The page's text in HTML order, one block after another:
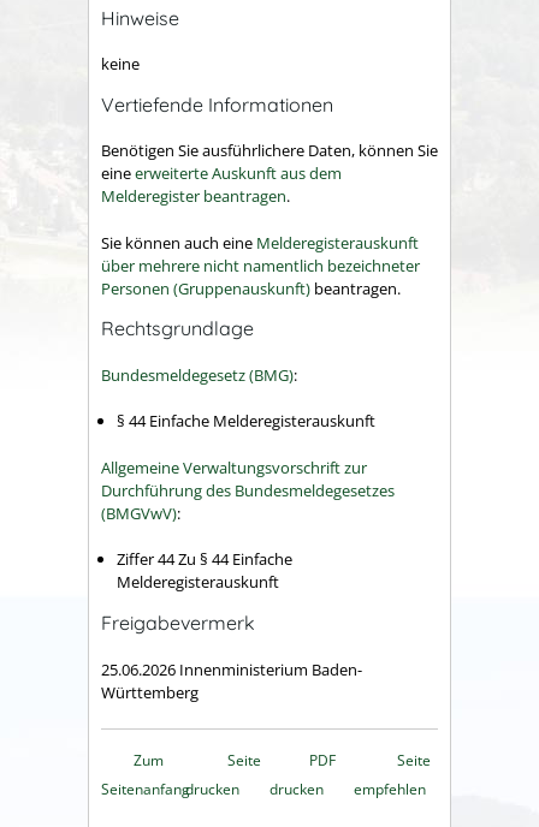
Hinweise
keine
Vertiefende Informationen
Benötigen Sie ausführlichere Daten, können Sie
eineerweiterte Auskunft aus dem
Melderegister beantragen.
Sie können auch eine Melderegisterauskunft
über mehrere nicht namentlich bezeichneter
Personen (Gruppenauskunft) beantragen.
Rechtsgrundlage
Bundesmeldegesetz (BMG):
§ 44 Einfache Melderegisterauskunft
Allgemeine Verwaltungsvorschrift zur
Durchführung des Bundesmeldegesetzes
(BMGVwV):
Ziffer 44 Zu § 44 Einfache
Melderegisterauskunft
Freigabevermerk
25.06.2026 Innenministerium Baden-
Württemberg
Zum
Seitenanfang
Seite
drucken
PDF
drucken
Seite
empfehlen